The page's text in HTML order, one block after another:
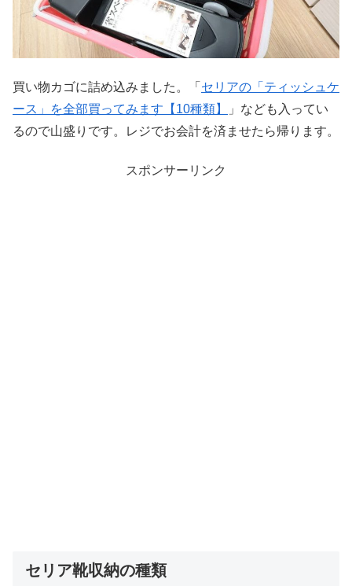
買い物カゴに詰め込みました。「 セリアの「ティッシュケ
ース」を全部買ってみます【10種類】
」なども入ってい
るので山盛りです。レジでお会計を済ませたら帰ります。
スポンサーリンク
セリア靴収納の種類